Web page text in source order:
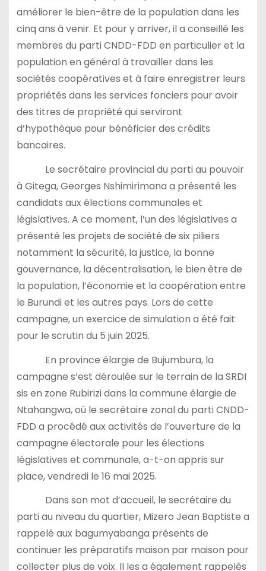
améliorer le bien-être de la population dans les
cinq ans à venir. Et pour y arriver, il a conseillé les
membres du parti CNDD-FDD en particulier et la
population en général à travailler dans les
sociétés coopératives et à faire enregistrer leurs
propriétés dans les services fonciers pour avoir
des titres de propriété qui serviront
d’hypothèque pour bénéficier des crédits
bancaires.
Le secrétaire provincial du parti au pouvoir
à Gitega, Georges Nshimirimana a présenté les
candidats aux élections communales et
législatives. A ce moment, l’un des législatives a
présenté les projets de société de six piliers
notamment la sécurité, la justice, la bonne
gouvernance, la décentralisation, le bien être de
la population, l’économie et la coopération entre
le Burundi et les autres pays. Lors de cette
campagne, un exercice de simulation a été fait
pour le scrutin du 5 juin 2025.
En province élargie de Bujumbura, la
campagne s’est déroulée sur le terrain de la SRDI
sis en zone Rubirizi dans la commune élargie de
Ntahangwa, où le secrétaire zonal du parti CNDD-
FDD a procédé aux activités de l’ouverture de la
campagne électorale pour les élections
législatives et communale, a-t-on appris sur
place, vendredi le 16 mai 2025.
Dans son mot d’accueil, le secrétaire du
parti au niveau du quartier, Mizero Jean Baptiste a
rappelé aux bagumyabanga présents de
continuer les préparatifs maison par maison pour
collecter plus de voix. Il les a également rappelés